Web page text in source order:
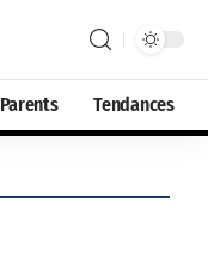
Parents Tendances